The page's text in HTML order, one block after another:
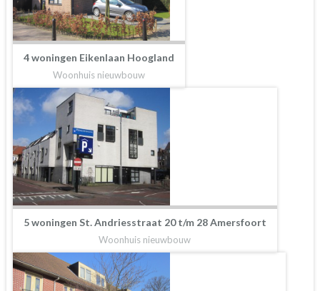
4 woningen Eikenlaan Hoogland
Woonhuis nieuwbouw
5 woningen St. Andriesstraat 20 t/m 28 Amersfoort
Woonhuis nieuwbouw